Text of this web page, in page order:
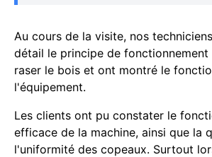
Au cours de la visite, nos
détail le principe de fonctionnement
raser le bois et ont montré le
l'équipement.
Les clients ont pu constater le
efficace de la machine, ainsi que la
l'uniformité des copeaux. Surtout